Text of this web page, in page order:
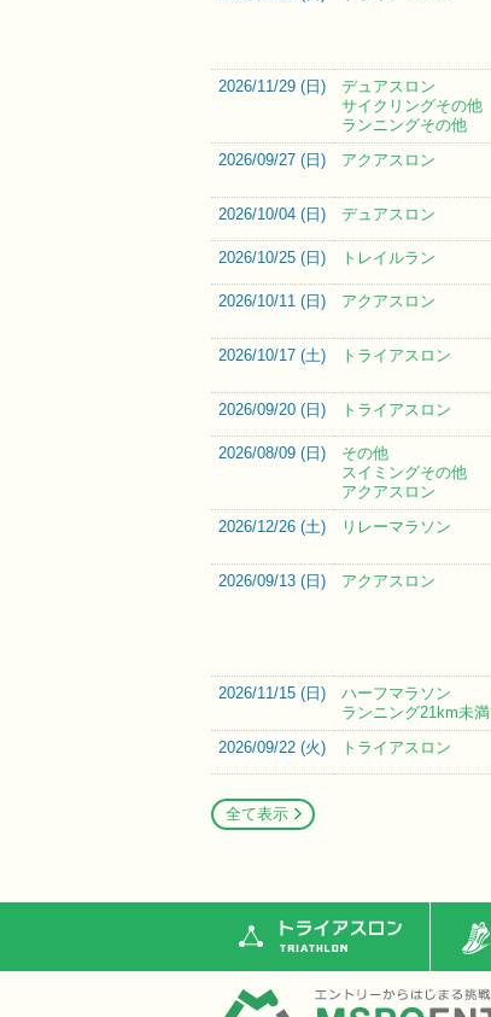
2026/11/29 ( 日 )
デュアスロン
サイクリングその他
ランニングその他
2026/09/27 ( 日 ) アクアスロン
2026/10/04 ( 日 ) デュアスロン
2026/10/25 ( 日 ) トレイルラン
2026/10/11 ( 日 ) アクアスロン
2026/10/17 (土) トライアスロン
2026/09/20 ( 日 ) トライアスロン
2026/08/09 ( 日 )
その他
スイミングその他
アクアスロン
2026/12/26 (土) リレーマラソン
2026/09/13 ( 日 ) アクアスロン
2026/11/15 ( 日 )
ハーフマラソン
ランニング21km未満
2026/09/22 (火) トライアスロン
全て表示
トライアスロン